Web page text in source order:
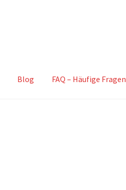
Blog FAQ – Häufige Fragen